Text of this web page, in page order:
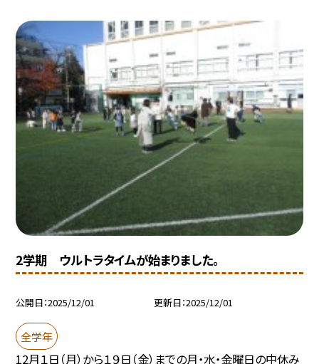
2学期 ウルトラタイムが始まりました。
公開日 2025/12/01 更新日 2025/12/01
全学年
12月１日（月）から１９日（金）までの月・水・金曜日の中休み